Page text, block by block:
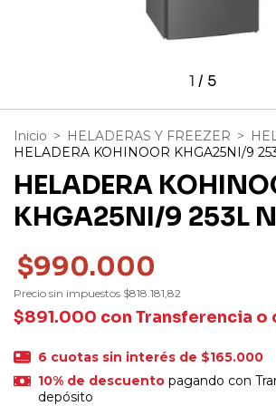
1 / 5
Inicio > HELADERAS Y FREEZER >
HELADERA KOHINOOR KHGA25NI/9
HELADERA
KHGA25NI/9 253L
$990.000
Precio sin impuestos $818.181,82
$891.000 con Transferencia
6 cuotas sin interés de $165.000
10% de descuentopagando con
depósito